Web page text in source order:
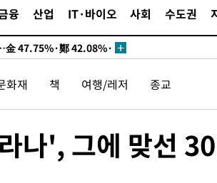
융 산업 IT·바이오 사회 수도권
율 45.42%로 1위… 정청
의미보단 팀 위해 뛸 것"
'강한 비'[내일날씨]
은 트로피 원해 아틀레티
돌파
벼락 붕괴
화재 책 여행/레저 종교
나', 그에 맞선